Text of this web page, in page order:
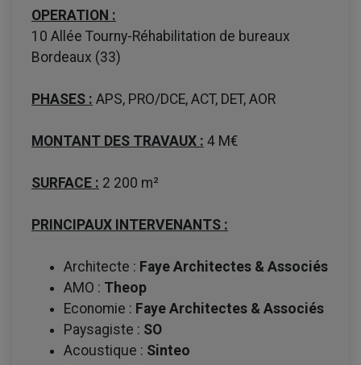
OPERATION :
10 Allée Tourny-Réhabilitation de bureaux
Bordeaux (33)
PHASES : APS, PRO/DCE, ACT, DET, AOR
MONTANT DES TRAVAUX : 4 M€
SURFACE : 2 200 m²
PRINCIPAUX INTERVENANTS :
Architecte : Faye Architectes & Associés
AMO : Theop
Economie : Faye Architectes & Associés
Paysagiste : SO
Acoustique : Sinteo